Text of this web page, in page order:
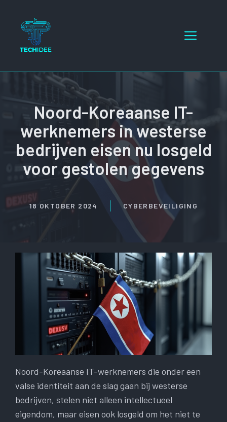
inhoud
Menu
Noord-Koreaanse IT-
werknemers in westerse
bedrijven eisen nu losgeld
voor gestolen gegevens
18 OKTOBER 2024 CYBERBEVEILIGING
Noord-Koreaanse IT-werknemers die onder een
valse identiteit aan de slag gaan bij westerse
bedrijven, stelen niet alleen intellectueel
eigendom, maar eisen ook losgeld om het niet te